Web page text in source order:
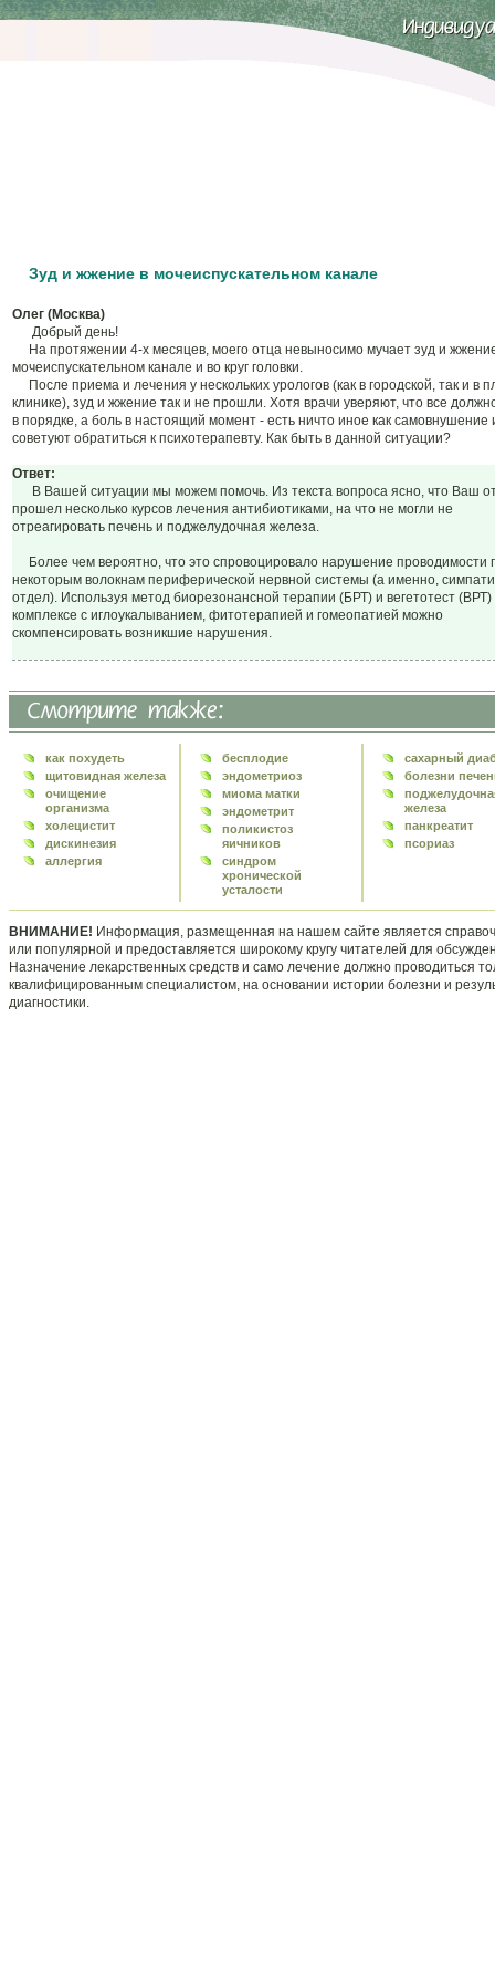
Зуд и жжение в мочеиспускательном канале
Олег (Москва)
Добрый день!
На протяжении 4-х месяцев, моего отца невыносимо мучает зуд и
мочеиспускательном канале и во круг головки.
После приема и лечения у нескольких урологов (как в городской, так и в
клинике), зуд и жжение так и не прошли. Хотя врачи уверяют, что все
в порядке, а боль в настоящий момент - есть ничто иное как самовнушение
советуют обратиться к психотерапевту. Как быть в данной ситуации?
Ответ:
В Вашей ситуации мы можем помочь. Из текста вопроса ясно, что Ваш
прошел несколько курсов лечения антибиотиками, на что не могли не
отреагировать печень и поджелудочная железа.
Более чем вероятно, что это спровоцировало нарушение проводимости
некоторым волокнам периферической нервной системы (а именно,
отдел). Используя метод биорезонансной терапии (БРТ) и вегетотест (ВРТ)
комплексе с иглоукалыванием, фитотерапией и гомеопатией можно
скомпенсировать возникшие нарушения.
как похудеть
щитовидная железа
очищение
организма
холецистит
дискинезия
аллергия
бесплодие
эндометриоз
миома матки
эндометрит
поликистоз
яичников
синдром
хронической
усталости
сахарный
болезни
железа
панкреатит
псориаз
ВНИМАНИЕ! Информация, размещенная на нашем сайте является
или популярной и предоставляется широкому кругу читателей для
Назначение лекарственных средств и само лечение должно проводиться
квалифицированным специалистом, на основании истории болезни и
диагностики.